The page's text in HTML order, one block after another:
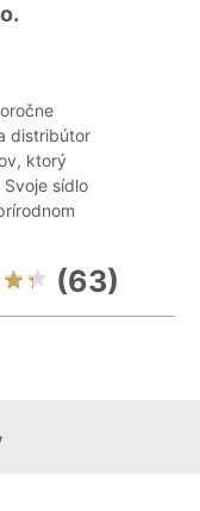
distribútor
ktorý
sídlo
(63)